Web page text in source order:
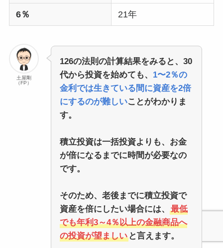
6％ 21年
土屋剛
（FP）
126の法則の計算結果をみると、30
代から投資を始めても、 1〜2％の
金利では生きている間に資産を2倍
にするのが難しいことがわかりま
す。
積立投資は一括投資よりも、お金
が倍になるまでに時間が必要なの
です。
そのため、老後までに積立投資で
資産を倍にしたい場合には、
最低
でも年利3～4％以上の金融商品へ
の投資が望ましいと言えます。